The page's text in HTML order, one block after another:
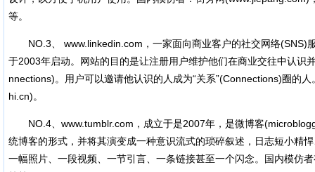
等。
NO.3、 www.linkedin.com，一家面向商业客户的社交网络(SNS)
于2003年启动。网站的目的是让注册用户维护他们在商业交往中认识
nnections)。用户可以邀请他认识的人成为“关系”(Connections)圈的
hi.cn)。
NO.4、www.tumblr.com，成立于是2007年，是微博客
统博客的形式，并将其演变成一种意识流式的琐碎叙述，日志短小精
一幅照片、一段视频、一节引言、一条链接甚至一个闪念。国内模仿